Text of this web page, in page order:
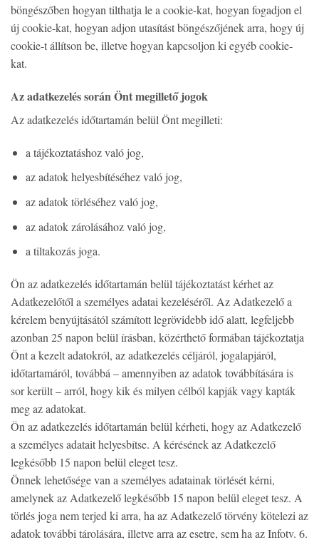
böngészőben hogyan tilthatja le a cookie-kat, hogyan fogadjon el
új cookie-kat, hogyan adjon utasítást böngészőjének arra, hogy új
cookie-t állítson be, illetve hogyan kapcsoljon ki egyéb cookie-
kat.
Az adatkezelés során Önt megillető jogok
Az adatkezelés időtartamán belül Önt megilleti:
a tájékoztatáshoz való jog,
az adatok helyesbítéséhez való jog,
az adatok törléséhez való jog,
az adatok zárolásához való jog,
a tiltakozás joga.
Ön az adatkezelés időtartamán belül tájékoztatást kérhet az
Adatkezelőtől a személyes adatai kezeléséről. Az Adatkezelő a
kérelem benyújtásától számított legrövidebb idő alatt, legfeljebb
azonban 25 napon belül írásban, közérthető formában tájékoztatja
Önt a kezelt adatokról, az adatkezelés céljáról, jogalapjáról,
időtartamáról, továbbá – amennyiben az adatok továbbítására is
sor került – arról, hogy kik és milyen célból kapják vagy kapták
meg az adatokat.
Ön az adatkezelés időtartamán belül kérheti, hogy az Adatkezelő
a személyes adatait helyesbítse. A kérésének az Adatkezelő
legkésőbb 15 napon belül eleget tesz.
Önnek lehetősége van a személyes adatainak törlését kérni,
amelynek az Adatkezelő legkésőbb 15 napon belül eleget tesz. A
törlés joga nem terjed ki arra, ha az Adatkezelő törvény kötelezi az
adatok további tárolására, illetve arra az esetre, sem ha az Infotv. 6.